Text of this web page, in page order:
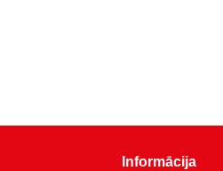
Informācija